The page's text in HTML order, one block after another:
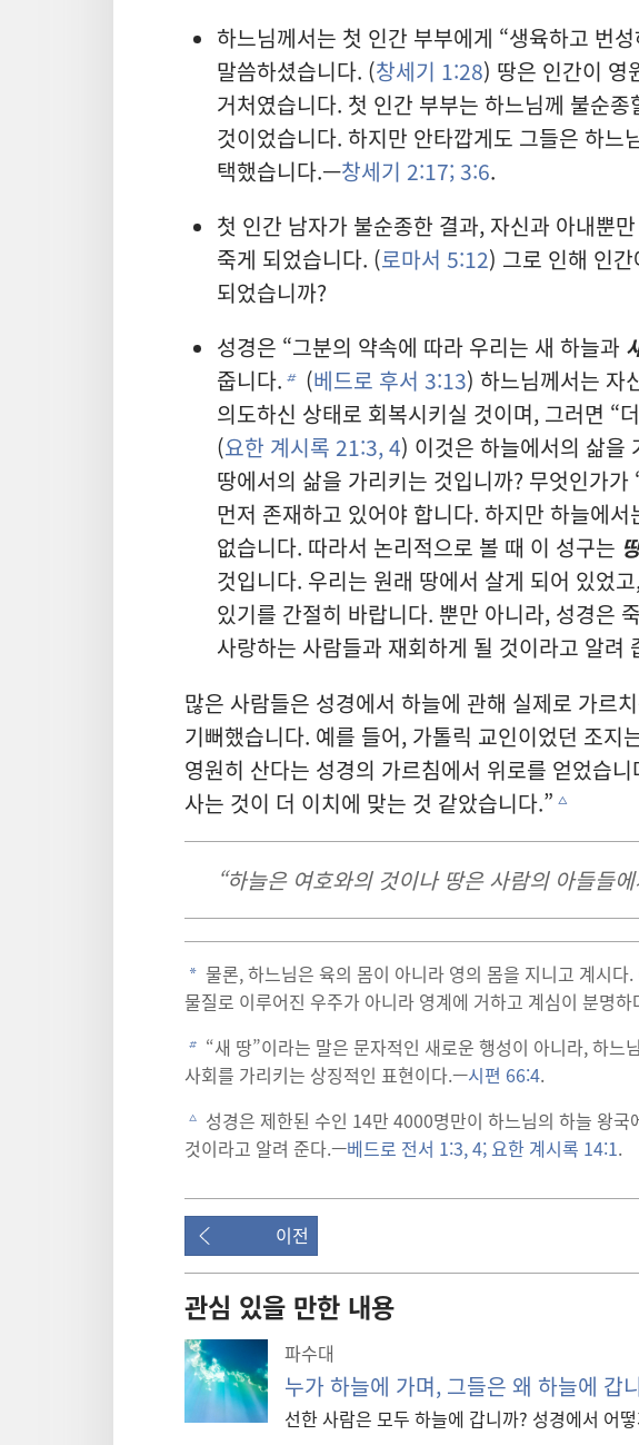
하느님께서는 첫 인간 부부에게 “생육하고 번성
말씀하셨습니다. (창세기 1:28) 땅은 인간이 영
거처였습니다. 첫 인간 부부는 하느님께 불순종
것이었습니다. 하지만 안타깝게도 그들은 하느
택했습니다.—창세기 2:17;3:6.
첫 인간 남자가 불순종한 결과, 자신과 아내뿐
죽게 되었습니다. (로마서 5:12) 그로 인해 인
되었습니까?
성경은 “그분의 약속에 따라 우리는 새 하늘과
줍니다. b (베드로 후서 3:13) 하느님께서는 자
의도하신 상태로 회복시키실 것이며, 그러면 “
(요한 계시록 21:3, 4) 이것은 하늘에서의 삶을
땅에서의 삶을 가리키는 것입니까? 무엇인가가
먼저 존재하고 있어야 합니다. 하지만 하늘에서
없습니다. 따라서 논리적으로 볼 때 이 성구는
것입니다. 우리는 원래 땅에서 살게 되어 있었
있기를 간절히 바랍니다. 뿐만 아니라, 성경은
사랑하는 사람들과 재회하게 될 것이라고 알려
많은 사람들은 성경에서 하늘에 관해 실제로 가르
기뻐했습니다. 예를 들어, 가톨릭 교인이었던 조지
영원히 산다는 성경의 가르침에서 위로를 얻었습
사는 것이 더 이치에 맞는 것 같았습니다.” c
“하늘은 여호와의 것이나 땅은 사람의 아들들
a 물론, 하느님은 육의 몸이 아니라 영의 몸을 지니고 계시다.
물질로 이루어진 우주가 아니라 영계에 거하고 계심이 분명하
b “새 땅”이라는 말은 문자적인 새로운 행성이 아니라, 하느
사회를 가리키는 상징적인 표현이다.—시편 66:4.
c 성경은 제한된 수인 14만 4000명만이 하느님의 하늘 왕국
것이라고 알려 준다.—베드로 전서 1:3, 4; 요한 계시록 14:1.
이전
관심 있을 만한 내용
파수대
누가 하늘에 가며, 그들은 왜 하늘에 갑
선한 사람은 모두 하늘에 갑니까? 성경에서 어